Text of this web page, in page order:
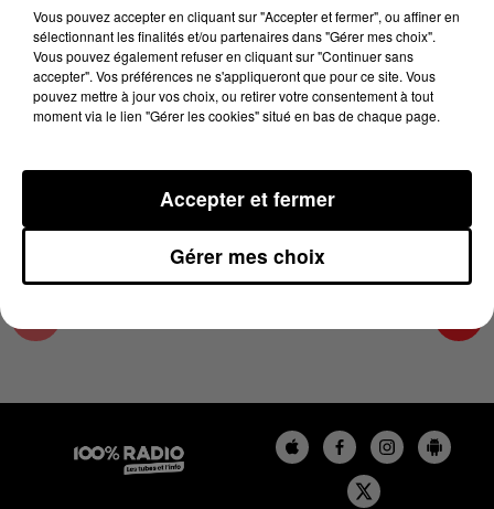
22 avril 2024 - 1 min 14 sec
L'AGENDA DU TARN NORD DU 22/04/2024 À
07H50
L'AGENDA DU TARN NORD
Vous pouvez accepter en cliquant sur "Accepter et fermer", ou affiner en
sélectionnant les finalités et/ou partenaires dans "Gérer mes choix".
Vous pouvez également refuser en cliquant sur "Continuer sans
accepter". Vos préférences ne s'appliqueront que pour ce site. Vous
pouvez mettre à jour vos choix, ou retirer votre consentement à tout
moment via le lien "Gérer les cookies" situé en bas de chaque page.
Gérer mes choix
Accepter et fermer